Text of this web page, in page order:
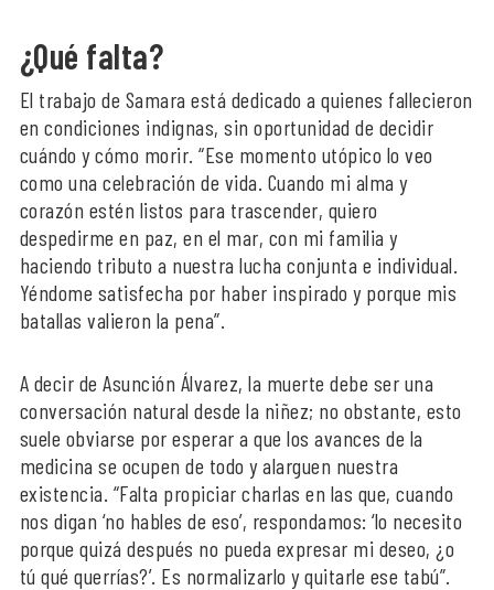
¿Qué falta?
El trabajo de Samara está dedicado a quienes fallecieron
en condiciones indignas, sin oportunidad de decidir
cuándo y cómo morir. “Ese momento utópico lo veo
como una celebración de vida. Cuando mi alma y
corazón estén listos para trascender, quiero
despedirme en paz, en el mar, con mi familia y
haciendo tributo a nuestra lucha conjunta e individual.
Yéndome satisfecha por haber inspirado y porque mis
batallas valieron la pena”.
A decir de Asunción Álvarez, la muerte debe ser una
conversación natural desde la niñez; no obstante, esto
suele obviarse por esperar a que los avances de la
medicina se ocupen de todo y alarguen nuestra
existencia. “Falta propiciar charlas en las que, cuando
nos digan ‘no hables de eso’, respondamos: ‘lo necesito
porque quizá después no pueda expresar mi deseo, ¿o
tú qué querrías?’. Es normalizarlo y quitarle ese tabú”.